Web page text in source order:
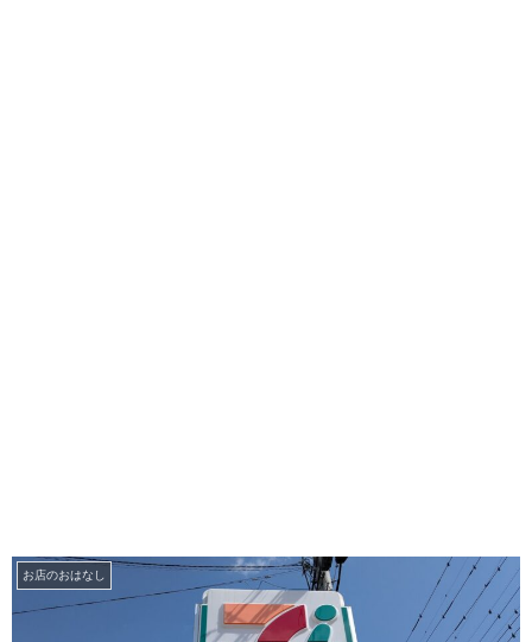
お店のおはなし